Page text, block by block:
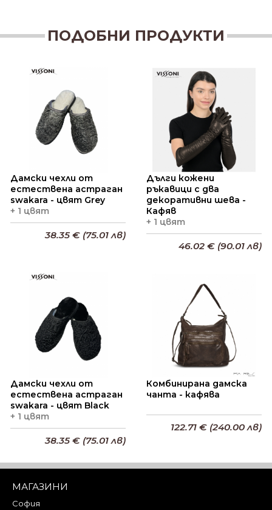
ПОДОБНИ ПРОДУКТИ
Дамски чехли от
естествена астраган
swakara - цвят Grey
+ 1 цвят
Добави в кошницата
38.35 € (75.01 лв)
Дълги кожени
ръкавици с два
декоративни шева -
Кафяв
+ 1 цвят
Добави в кошницата
46.02 € (90.01 лв)
Дамски чехли от
естествена астраган
swakara - цвят Black
+ 1 цвят
Добави в кошницата
38.35 € (75.01 лв)
Комбинирана дамска
чанта - кафява
Добави в кошницата
122.71 € (240.00 лв)
МАГАЗИНИ
София